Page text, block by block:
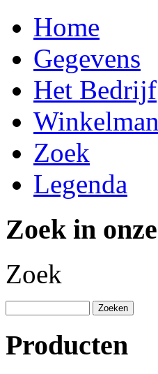
Home
Gegevens
Het Bedrijf
Zoek
Legenda
Zoek in
Zoek
Producten